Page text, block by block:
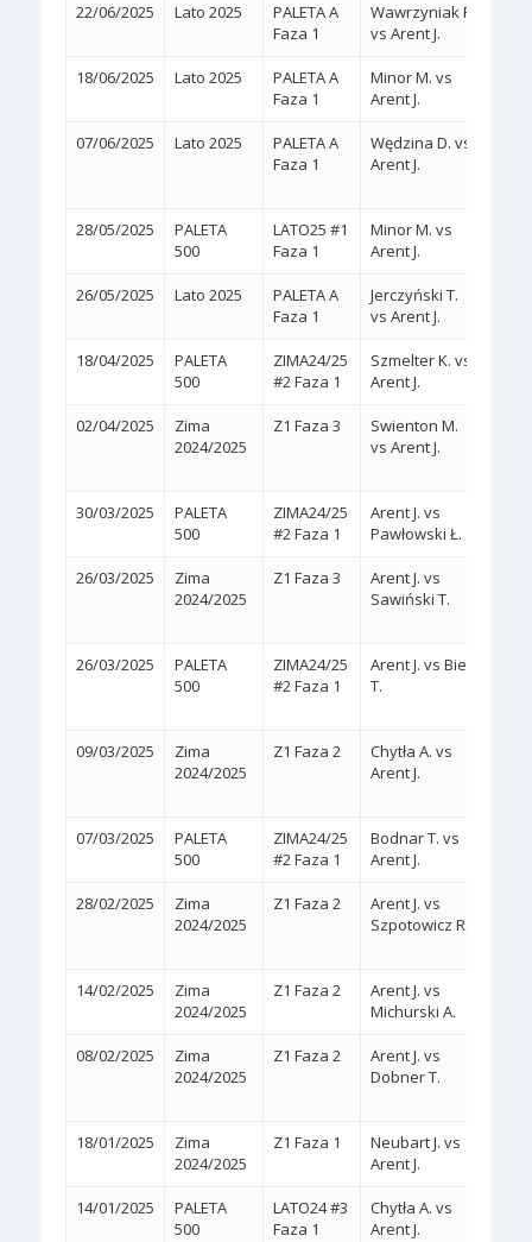
22/06/2025 Lato 2025
PALETA A
Faza 1
Wawrzyniak R.
vs Arent J.
18/06/2025 Lato 2025
PALETA A
Faza 1
Minor M. vs
Arent J.
07/06/2025 Lato 2025
PALETA A
Faza 1
Wędzina D. vs
Arent J.
28/05/2025
PALETA
500
LATO25 #1
Faza 1
Minor M. vs
Arent J.
26/05/2025 Lato 2025
PALETA A
Faza 1
Jerczyński T.
vs Arent J.
18/04/2025
PALETA
500
ZIMA24/25
#2 Faza 1
Szmelter K. vs
Arent J.
02/04/2025
Zima
2024/2025
Z1 Faza 3
Swienton M.
vs Arent J.
30/03/2025
PALETA
500
ZIMA24/25
#2 Faza 1
Arent J. vs
Pawłowski Ł.
26/03/2025
Zima
2024/2025
Z1 Faza 3
Arent J. vs
Sawiński T.
26/03/2025
PALETA
500
ZIMA24/25
#2 Faza 1
Arent J. vs Bień
T.
09/03/2025
Zima
2024/2025
Z1 Faza 2
Chytła A. vs
Arent J.
07/03/2025
PALETA
500
ZIMA24/25
#2 Faza 1
Bodnar T. vs
Arent J.
28/02/2025
Zima
2024/2025
Z1 Faza 2
Arent J. vs
Szpotowicz R.
14/02/2025
Zima
2024/2025
Z1 Faza 2
Arent J. vs
Michurski A.
08/02/2025
Zima
2024/2025
Z1 Faza 2
Arent J. vs
Dobner T.
18/01/2025
Zima
2024/2025
Z1 Faza 1
Neubart J. vs
Arent J.
14/01/2025
PALETA
500
LATO24 #3
Faza 1
Chytła A. vs
Arent J.